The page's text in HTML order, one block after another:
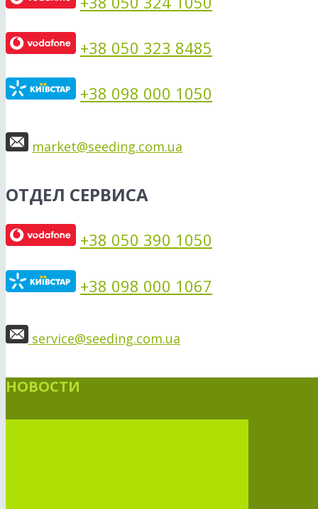
+38 050 323 8485
+38 098 000 1050
market@seeding.com.ua
ОТДЕЛ СЕРВИСА
+38 050 390 1050
+38 098 000 1067
service@seeding.com.ua
НОВОСТИ